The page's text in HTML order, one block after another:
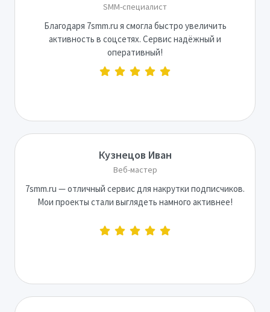
SMM-специалист
Благодаря 7smm.ru я смогла быстро увеличить
активность в соцсетях. Сервис надёжный и
оперативный!
Кузнецов Иван
Веб-мастер
7smm.ru — отличный сервис для накрутки подписчиков.
Мои проекты стали выглядеть намного активнее!